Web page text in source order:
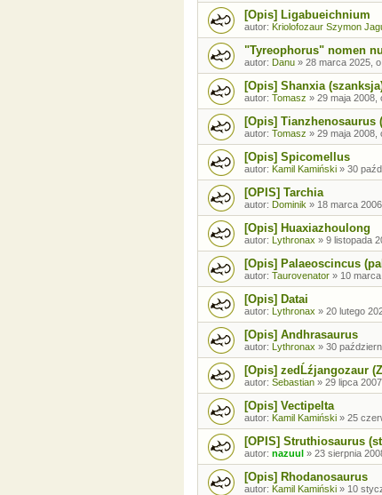
[Opis] Ligabueichnium
autor: Kriolofozaur Szymon
"Tyreophorus" nomen
autor: Danu » 28 marca 2025,
[Opis] Shanxia
autor: Tomasz » 29 maja 2008,
[Opis] Tianzhenosaurus
autor: Tomasz » 29 maja 2008,
[Opis] Spicomellus
autor: Kamil Kamiński » 30
[OPIS] Tarchia
autor: Dominik » 18 marca
[Opis] Huaxiazhoulong
autor: Lythronax » 9 listopada
[Opis] Palaeoscincus
autor: Taurovenator » 10
[Opis] Datai
autor: Lythronax » 20 lutego
[Opis] Andhrasaurus
autor: Lythronax » 30
[Opis] zedĹźjangozaur
autor: Sebastian » 29 lipca
[Opis] Vectipelta
autor: Kamil Kamiński » 25
[OPIS] Struthiosaurus
autor: nazuul » 23 sierpnia
[Opis] Rhodanosaurus
autor: Kamil Kamiński » 10